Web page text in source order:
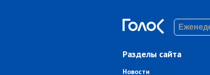
Разделы сайта
Новости